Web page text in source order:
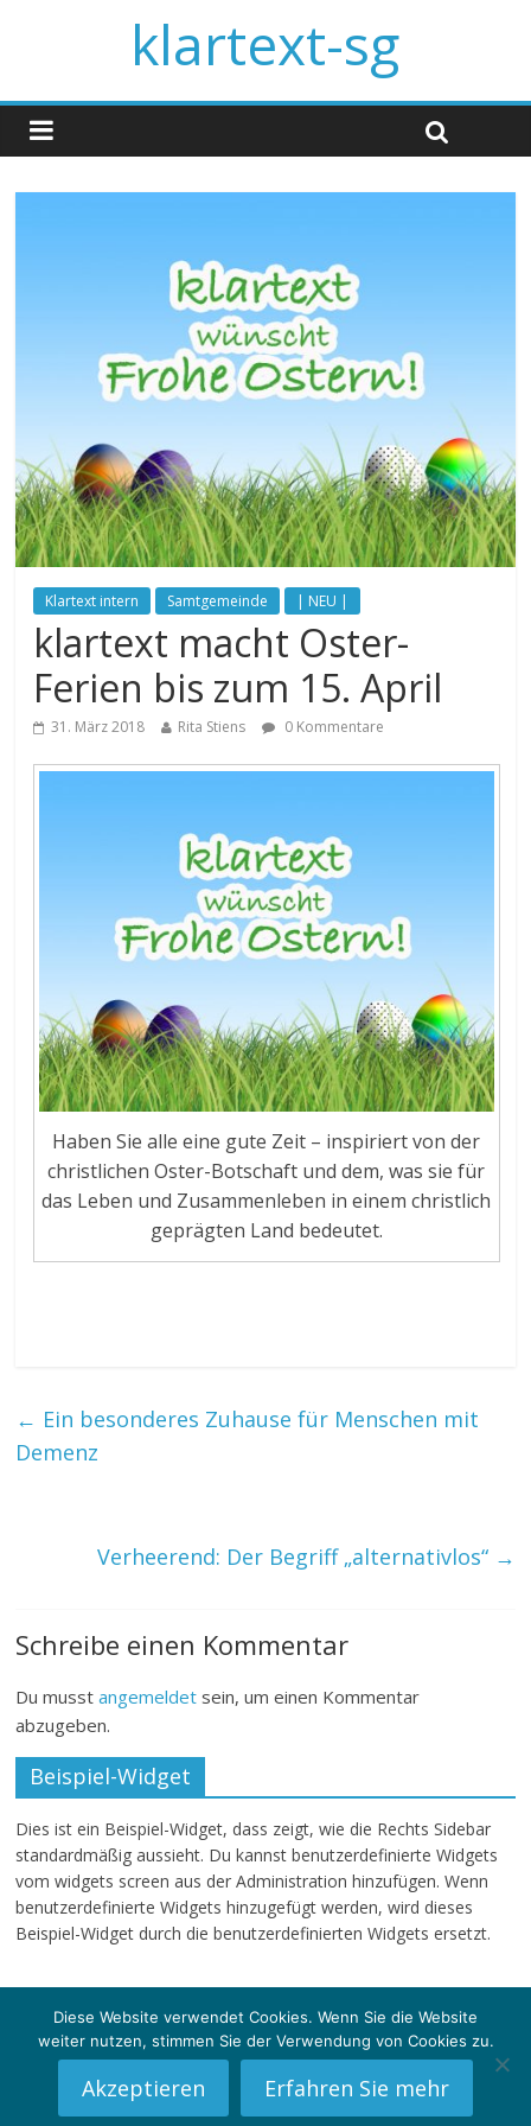
klartext-sg
Klartext intern Samtgemeinde | NEU |
klartext macht Oster-
Ferien bis zum 15. April
31. März 2018 Rita Stiens 0 Kommentare
Haben Sie alle eine gute Zeit – inspiriert von der
christlichen Oster-Botschaft und dem, was sie für
das Leben und Zusammenleben in einem christlich
geprägten Land bedeutet.
← Ein besonderes Zuhause für Menschen mit
Demenz
Verheerend: Der Begriff „alternativlos“ →
Schreibe einen Kommentar
Du musstangemeldet sein, um einen Kommentar
abzugeben.
Beispiel-Widget
Dies ist ein Beispiel-Widget, dass zeigt, wie die Rechts Sidebar
standardmäßig aussieht. Du kannst benutzerdefinierte Widgets
vom widgets screen aus der Administration hinzufügen. Wenn
benutzerdefinierte Widgets hinzugefügt werden, wird dieses
Beispiel-Widget durch die benutzerdefinierten Widgets ersetzt.
Copyright © 2026klartext-sg. Alle Rechte vorbehalten.
Theme: ColorMag von
ThemeGrill WordPress
Diese Website verwendet Cookies. Wenn Sie die Website
weiter nutzen, stimmen Sie der Verwendung von Cookies zu.
Akzeptieren Erfahren Sie mehr